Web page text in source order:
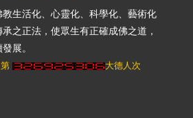
生活化、心靈化、科學化、藝術化
之正法，使眾生有正確成佛之道，
展。
大德人次